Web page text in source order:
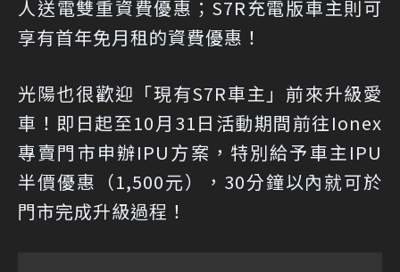
人送電雙重資費優惠；S7R充電版車主則可
享有首年免月租的資費優惠！
光陽也很歡迎「現有S7R車主」前來升級愛
車！即日起至10月31日活動期間前往Ionex
專賣門市申辦IPU方案，特別給予車主IPU
半價優惠（1,500元），30分鐘以內就可於
門市完成升級過程！